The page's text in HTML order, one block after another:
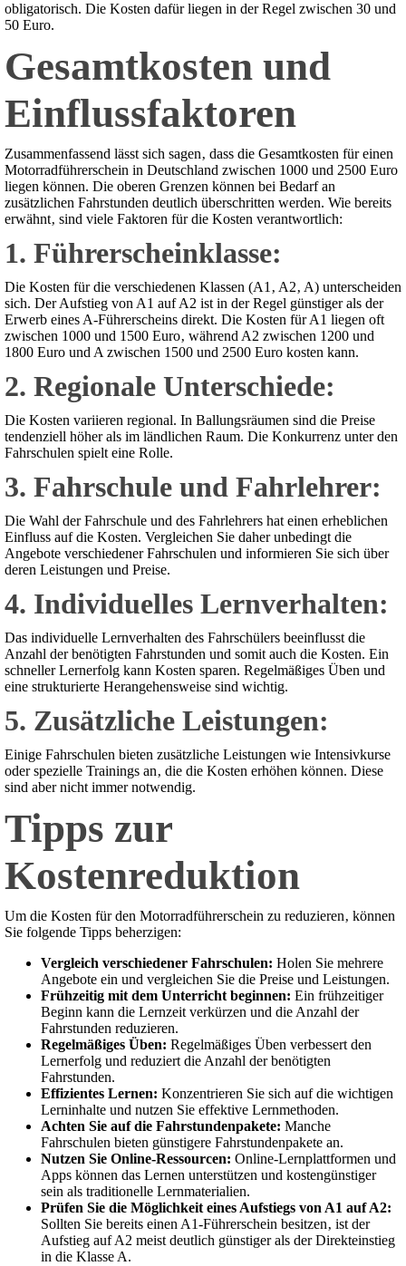
obligatorisch. Die Kosten dafür liegen in der Regel zwischen 30 und
50 Euro.
Gesamtkosten und
Einflussfaktoren
Zusammenfassend lässt sich sagen‚ dass die Gesamtkosten für einen
Motorradführerschein in Deutschland zwischen 1000 und 2500 Euro
liegen können. Die oberen Grenzen können bei Bedarf an
zusätzlichen Fahrstunden deutlich überschritten werden. Wie bereits
erwähnt‚ sind viele Faktoren für die Kosten verantwortlich:
1. Führerscheinklasse:
Die Kosten für die verschiedenen Klassen (A1‚ A2‚ A) unterscheiden
sich. Der Aufstieg von A1 auf A2 ist in der Regel günstiger als der
Erwerb eines A-Führerscheins direkt. Die Kosten für A1 liegen oft
zwischen 1000 und 1500 Euro‚ während A2 zwischen 1200 und
1800 Euro und A zwischen 1500 und 2500 Euro kosten kann.
2. Regionale Unterschiede:
Die Kosten variieren regional. In Ballungsräumen sind die Preise
tendenziell höher als im ländlichen Raum. Die Konkurrenz unter den
Fahrschulen spielt eine Rolle.
3. Fahrschule und Fahrlehrer:
Die Wahl der Fahrschule und des Fahrlehrers hat einen erheblichen
Einfluss auf die Kosten. Vergleichen Sie daher unbedingt die
Angebote verschiedener Fahrschulen und informieren Sie sich über
deren Leistungen und Preise.
4. Individuelles Lernverhalten:
Das individuelle Lernverhalten des Fahrschülers beeinflusst die
Anzahl der benötigten Fahrstunden und somit auch die Kosten. Ein
schneller Lernerfolg kann Kosten sparen. Regelmäßiges Üben und
eine strukturierte Herangehensweise sind wichtig.
5. Zusätzliche Leistungen:
Einige Fahrschulen bieten zusätzliche Leistungen wie Intensivkurse
oder spezielle Trainings an‚ die die Kosten erhöhen können. Diese
sind aber nicht immer notwendig.
Tipps zur
Kostenreduktion
Um die Kosten für den Motorradführerschein zu reduzieren‚ können
Sie folgende Tipps beherzigen:
Vergleich verschiedener Fahrschulen: Holen Sie mehrere
Angebote ein und vergleichen Sie die Preise und Leistungen.
Frühzeitig mit dem Unterricht beginnen: Ein frühzeitiger
Beginn kann die Lernzeit verkürzen und die Anzahl der
Fahrstunden reduzieren.
Regelmäßiges Üben: Regelmäßiges Üben verbessert den
Lernerfolg und reduziert die Anzahl der benötigten
Fahrstunden.
Effizientes Lernen: Konzentrieren Sie sich auf die wichtigen
Lerninhalte und nutzen Sie effektive Lernmethoden.
Achten Sie auf die Fahrstundenpakete: Manche
Fahrschulen bieten günstigere Fahrstundenpakete an.
Nutzen Sie Online-Ressourcen: Online-Lernplattformen und
Apps können das Lernen unterstützen und kostengünstiger
sein als traditionelle Lernmaterialien.
Prüfen Sie die Möglichkeit eines Aufstiegs von A1 auf A2:
Sollten Sie bereits einen A1-Führerschein besitzen‚ ist der
Aufstieg auf A2 meist deutlich günstiger als der Direkteinstieg
in die Klasse A.